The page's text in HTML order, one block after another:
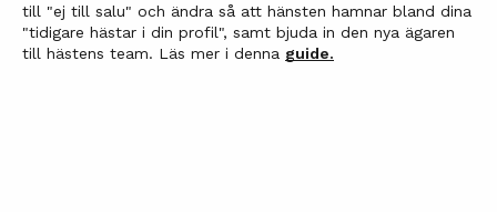
till "ej till salu" och ändra så att hänsten hamnar bland dina
"tidigare hästar i din profil", samt bjuda in den nya ägaren
till hästens team. Läs mer i denna guide.